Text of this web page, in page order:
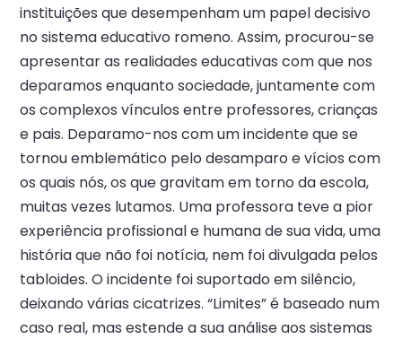
instituições que desempenham um papel decisivo
no sistema educativo romeno. Assim, procurou-se
apresentar as realidades educativas com que nos
deparamos enquanto sociedade, juntamente com
os complexos vínculos entre professores, crianças
e pais. Deparamo-nos com um incidente que se
tornou emblemático pelo desamparo e vícios com
os quais nós, os que gravitam em torno da escola,
muitas vezes lutamos. Uma professora teve a pior
experiência profissional e humana de sua vida, uma
história que não foi notícia, nem foi divulgada pelos
tabloides. O incidente foi suportado em silêncio,
deixando várias cicatrizes. “Limites” é baseado num
caso real, mas estende a sua análise aos sistemas